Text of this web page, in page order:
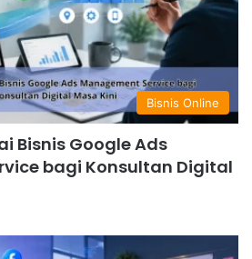
Bisnis Online
Bisnis Google Ads
bagi Konsultan Digital